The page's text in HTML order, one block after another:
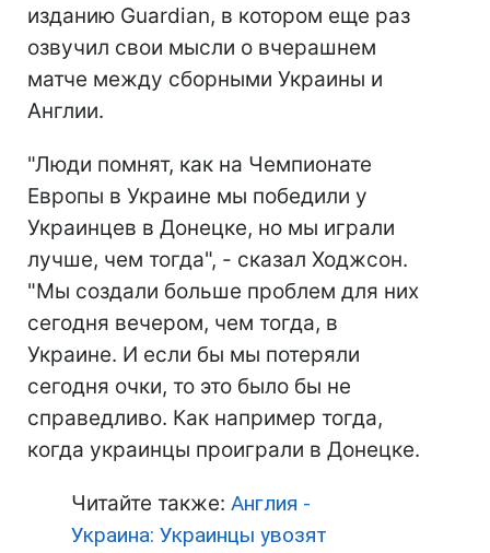
изданию Guardian, в котором еще раз
озвучил свои мысли о вчерашнем
матче между сборными Украины и
Англии.
"Люди помнят, как на Чемпионате
Европы в Украине мы победили у
Украинцев в Донецке, но мы играли
лучше, чем тогда", - сказал Ходжсон.
"Мы создали больше проблем для них
сегодня вечером, чем тогда, в
Украине. И если бы мы потеряли
сегодня очки, то это было бы не
справедливо. Как например тогда,
когда украинцы проиграли в Донецке.
Читайте также: Англия -
Украина: Украинцы увозят